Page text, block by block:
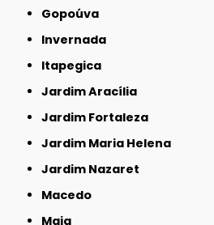
Gopoúva
Invernada
Itapegica
Jardim Aracília
Jardim Fortaleza
Jardim Maria Helena
Jardim Nazaret
Macedo
Maia